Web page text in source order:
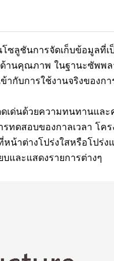
ซลูชันการจัดเก็บข้อมูล
านคุณภาพ ในฐานะซัพพ
กับการใช้งานจริงของก
เด่นด้วยความทนทานแล
ดสอบของกาลเวลา โค
าต่างโปร่งใสหรือโปร่ง
และแสดงรายการต่างๆ